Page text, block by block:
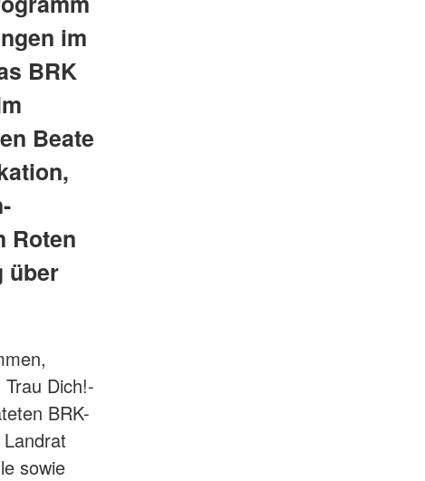
im
BRK
Beate
Roten
über
Dich!-
BRK-
sowie